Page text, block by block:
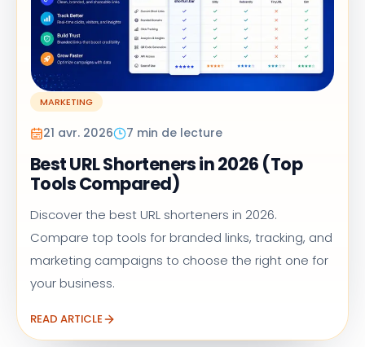
MARKETING
21 avr. 2026 7 min de lecture
Best URL Shorteners in 2026 (Top
Tools Compared)
Discover the best URL shorteners in 2026.
Compare top tools for branded links, tracking, and
marketing campaigns to choose the right one for
your business.
READ ARTICLE